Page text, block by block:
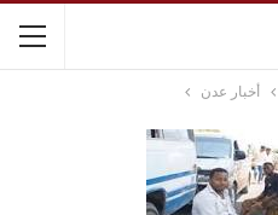
أخبار عدن